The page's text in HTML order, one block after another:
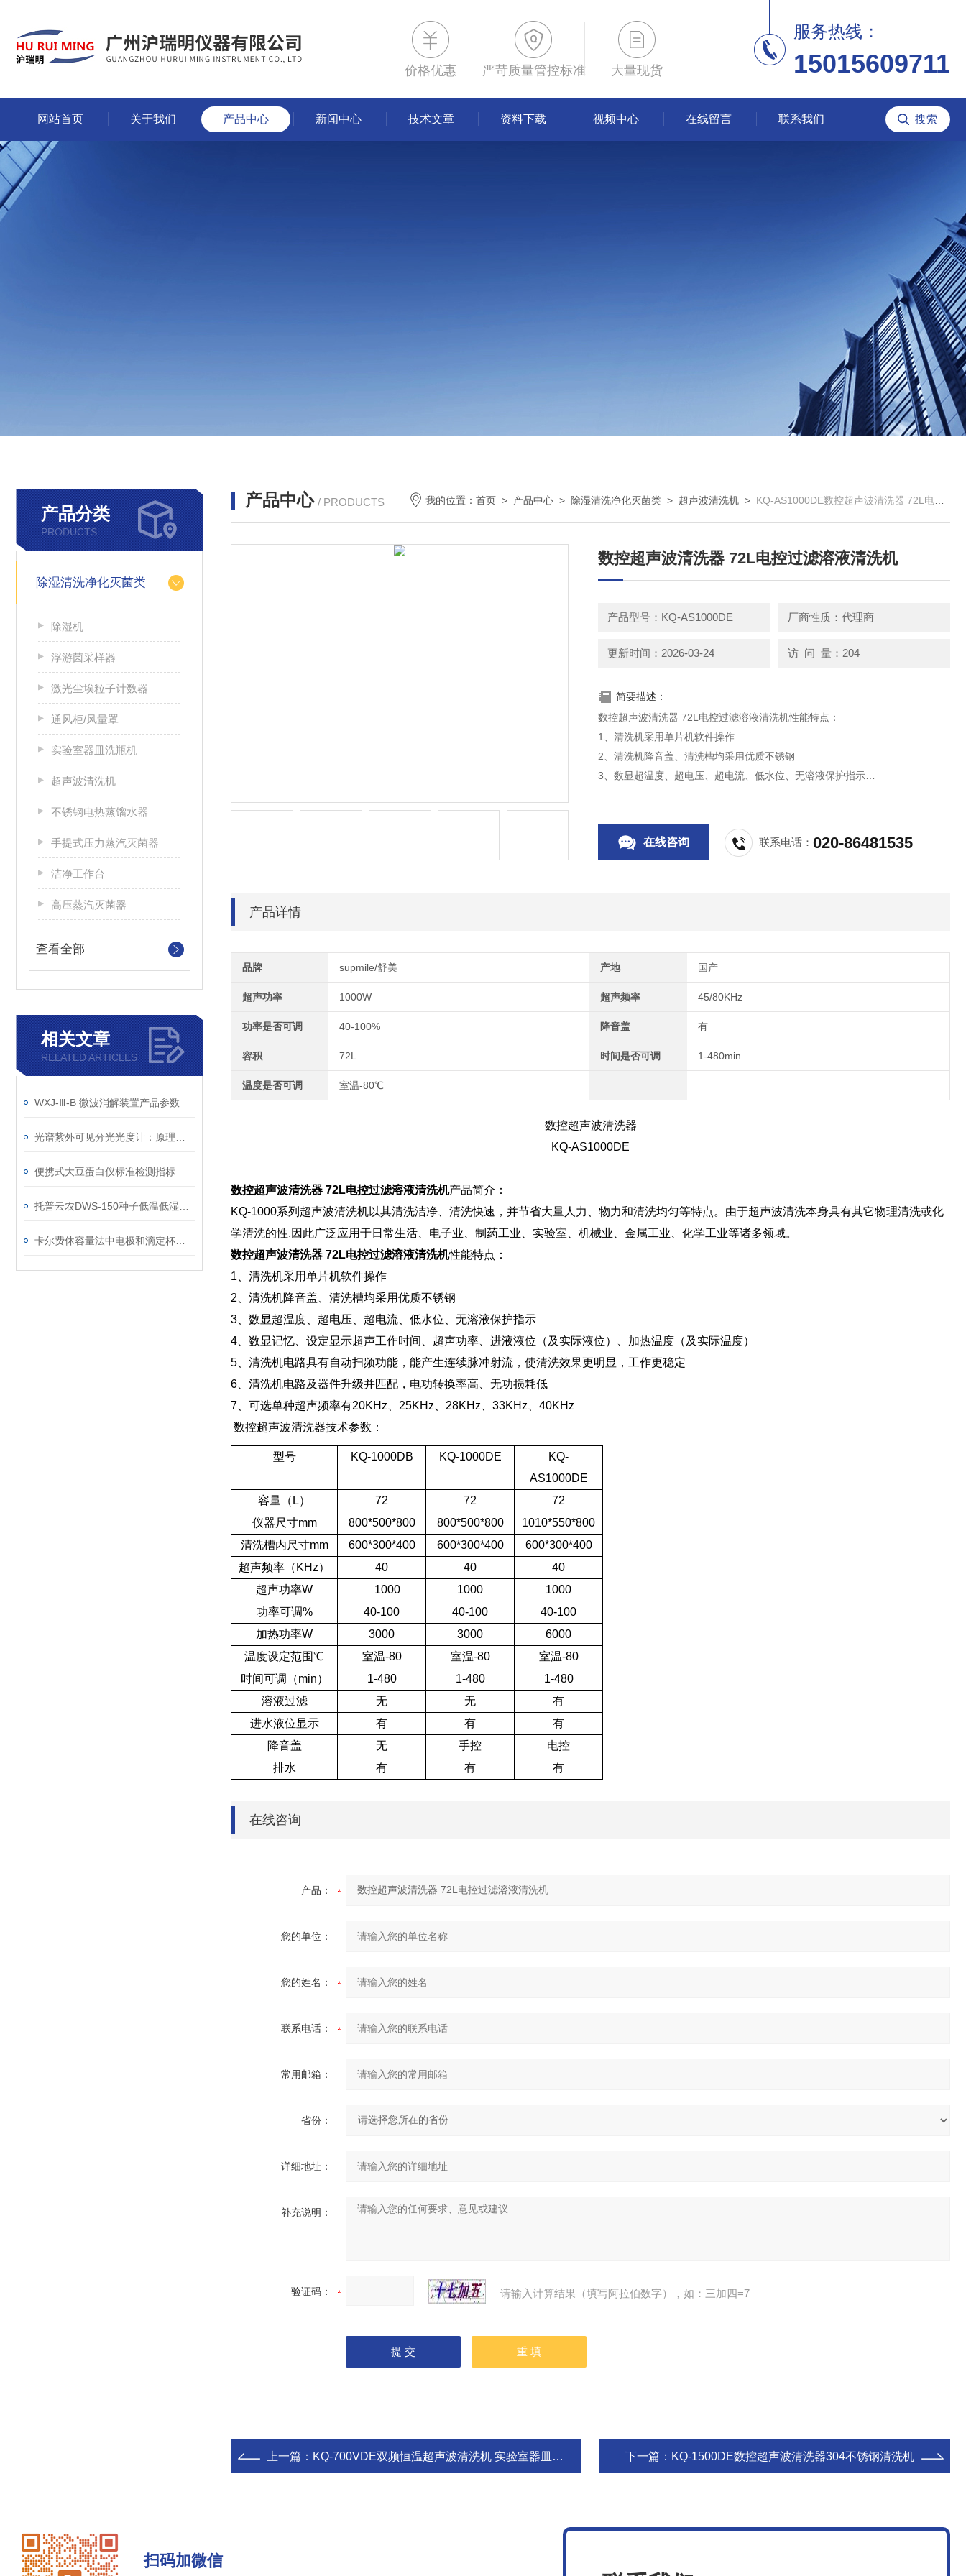
价格优惠 严苛质量管控标准 大量现货
服务热线：
15015609711
网站首页 关于我们 产品中心 新闻中心 技术文章 资料下载 视频中心 在线留言 联系我们
产品分类
PRODUCTS
除湿清洗净化灭菌类
除湿机
浮游菌采样器
激光尘埃粒子计数器
通风柜/风量罩
实验室器皿洗瓶机
超声波清洗机
不锈钢电热蒸馏水器
手提式压力蒸汽灭菌器
洁净工作台
高压蒸汽灭菌器
查看全部
相关文章
RELATED ARTICLES
WXJ-Ⅲ-B 微波消解装置产品参数
便携式大豆蛋白仪标准检测指标
产品中心 / PRODUCTS 我的位置：首页 > 产品中心 > 除湿清洗净化灭菌类 > 超声波清洗机 > KQ-AS1000DE数控超声波清洗器 72L电控过滤溶液清洗机
数控超声波清洗器 72L电控过滤溶液清洗机
产品型号：KQ-AS1000DE 厂商性质：代理商
更新时间：2026-03-24 访 问 量：204
简要描述：
数控超声波清洗器 72L电控过滤溶液清洗机性能特点：
1、清洗机采用单片机软件操作
2、清洗机降音盖、清洗槽均采用优质不锈钢
3、数显超温度、超电压、超电流、低水位、无溶液保护指示
5、清洗机电路具有自动扫频功能，能产生连续脉冲射流，使清洗效果更明显，
工作更稳定
在线咨询 联系电话：020-86481535
产品详情
品牌 supmile/舒美 产地 国产
超声功率 1000W 超声频率 45/80KHz
功率是否可调 40-100% 降音盖 有
容积 72L 时间是否可调 1-480min
温度是否可调 室温-80℃
数控超声波清洗器
KQ-AS1000DE
数控超声波清洗器 72L电控过滤溶液清洗机产品简介：
KQ-1000系列超声波清洗机以其清洗洁净、清洗快速，并节省大量人力、物力和清洗均匀等特点。由于超声波清洗本身具有其它物理清洗或化
学清洗的性,因此广泛应用于日常生活、电子业、制药工业、实验室、机械业、金属工业、化学工业等诸多领域。
数控超声波清洗器 72L电控过滤溶液清洗机性能特点：
1、清洗机采用单片机软件操作
2、清洗机降音盖、清洗槽均采用优质不锈钢
3、数显超温度、超电压、超电流、低水位、无溶液保护指示
4、数显记忆、设定显示超声工作时间、超声功率、进液液位（及实际液位）、加热温度（及实际温度）
5、清洗机电路具有自动扫频功能，能产生连续脉冲射流，使清洗效果更明显，工作更稳定
6、清洗机电路及器件升级并匹配，电功转换率高、无功损耗低
7、可选单种超声频率有20KHz、25KHz、28KHz、33KHz、40KHz
数控超声波清洗器技术参数：
型号 KQ-1000DB KQ-1000DE
KQ-
AS1000DE
容量（L）
72 72
72
仪器尺寸mm
800*500*800 800*500*800
1010*550*800
清洗槽内尺寸mm
600*300*400 600*300*400
600*300*400
超声频率（KHz）
40 40
40
超声功率W
1000 1000
1000
功率可调%
40-100 40-100
40-100
加热功率W
3000 3000
6000
温度设定范围℃
室温-80 室温-80
室温-80
时间可调（min）
1-480 1-480
1-480
溶液过滤
无 无
有
进水液位显示
有 有
有
降音盖
无 手控
电控
排水
有 有 有
在线咨询
产品：
您的单位：
您的姓名：
联系电话：
常用邮箱：
省份：
详细地址：
补充说明：
验证码： 请输入计算结果（填写阿拉伯数字），如：三加四=7
上一篇： KQ-700VDE双频恒温超声波清洗机 实验室器皿超声器 下一篇： KQ-1500DE数控超声波清洗器304不锈钢清洗机
扫码加微信